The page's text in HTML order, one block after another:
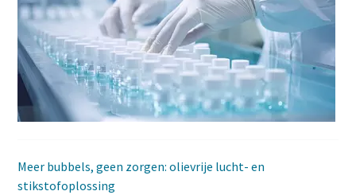
Meer bubbels, geen zorgen: olievrije lucht- en
stikstofoplossing